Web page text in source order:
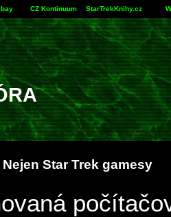
CZ Kontinuum StarTrekKnihy.cz
Nejen Star Trek gamesy